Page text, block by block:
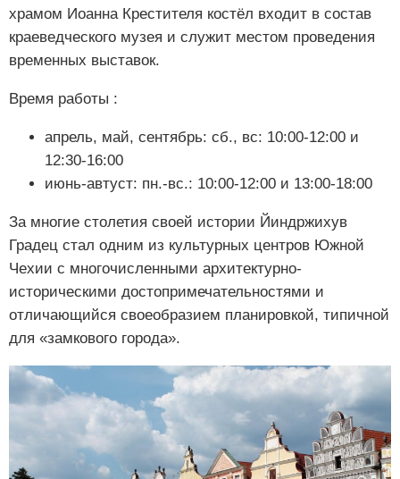
храмом Иоанна Крестителя костёл входит в состав
краеведческого музея и служит местом проведения
временных выставок.
Время работы :
апрель, май, сентябрь: сб., вс: 10:00-12:00 и
12:30-16:00
июнь-автуст: пн.-вс.: 10:00-12:00 и 13:00-18:00
За многие столетия своей истории Йиндржихув
Градец стал одним из культурных центров Южной
Чехии с многочисленными архитектурно-
историческими достопримечательностями и
отличающийся своеобразием планировкой, типичной
для «замкового города».